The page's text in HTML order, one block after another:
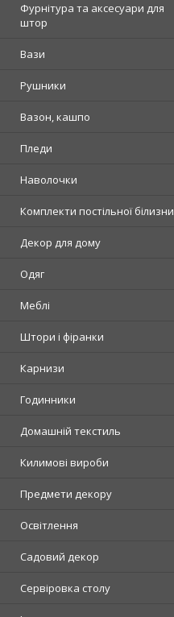
Фурнітура та аксесуари для
штор
Вази
Рушники
Вазон, кашпо
Пледи
Наволочки
Комплекти постільної білизни
Декор для дому
Одяг
Меблі
Штори і фіранки
Карнизи
Годинники
Домашній текстиль
Килимові вироби
Предмети декору
Освітлення
Садовий декор
Сервіровка столу